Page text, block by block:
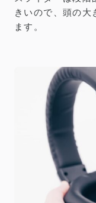
きいので、頭の大
ます。